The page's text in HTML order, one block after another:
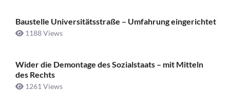
Baustelle Universitätsstraße ­– Umfahrung eingerichtet
1188 Views
Wider die Demontage des Sozialstaats – mit Mitteln
des Rechts
1261 Views